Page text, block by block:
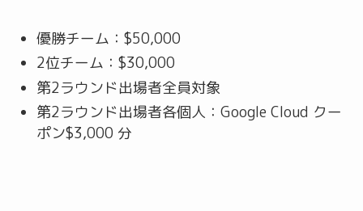
優勝チーム：$50,000
2位チーム：$30,000
第2ラウンド出場者全員対象
第2ラウンド出場者各個人：Google Cloud クー
ポン$3,000 分